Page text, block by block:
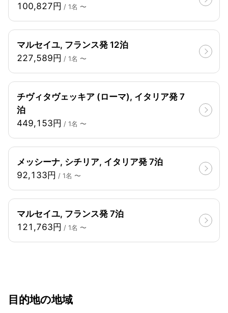
100,827円 / 1名 〜
マルセイユ, フランス発 12泊
227,589円 / 1名 〜
チヴィタヴェッキア (ローマ), イタリア発 7
泊
449,153円 / 1名 〜
メッシーナ, シチリア, イタリア発 7泊
92,133円 / 1名 〜
マルセイユ, フランス発 7泊
121,763円 / 1名 〜
目的地の地域